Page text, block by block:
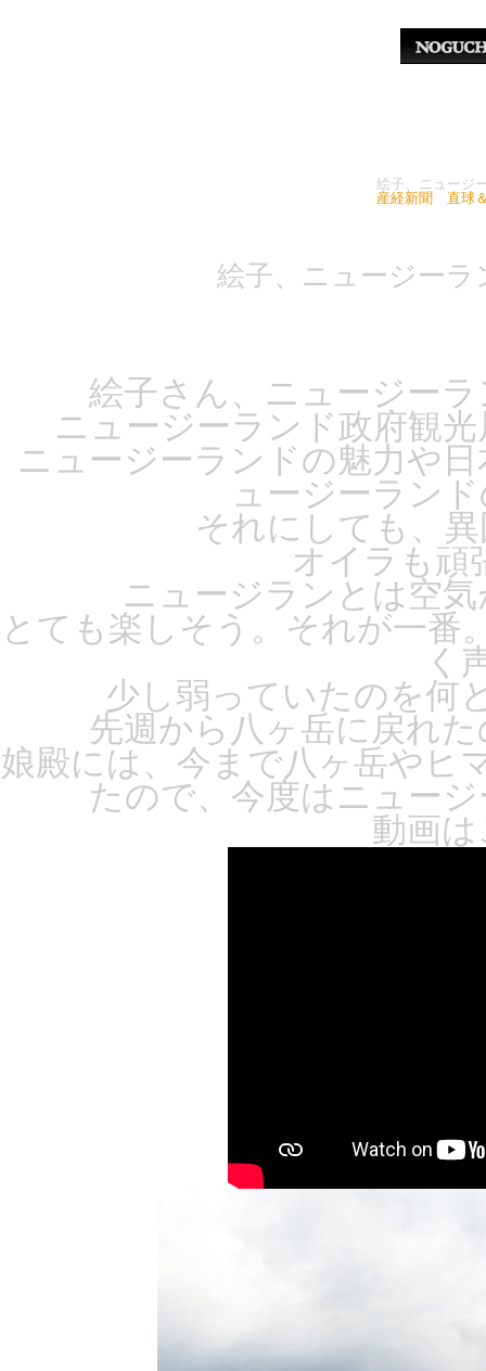
絵子、ニュージ
産経新聞 直球
絵子、ニュージー
絵子さん、ニュージー
ニュージーランド政府観
ニュージーランドの魅力や
ュージーラン
それにしても、
オイラも頑
ニュージランとは空
とても楽しそう。それが一番
く
少し弱っていたのを何
先週から八ヶ岳に戻れ
娘殿には、今まで八ヶ岳やヒ
たので、今度はニュー
動画